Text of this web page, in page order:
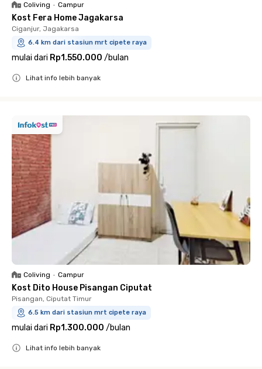
Coliving • Campur
Kost Fera Home Jagakarsa
Ciganjur, Jagakarsa
6.4 km dari stasiun mrt cipete raya
mulai dari Rp1.550.000 /bulan
Lihat info lebih banyak
Coliving • Campur
Kost Dito House Pisangan Ciputat
Pisangan, Ciputat Timur
6.5 km dari stasiun mrt cipete raya
mulai dari Rp1.300.000 /bulan
Lihat info lebih banyak